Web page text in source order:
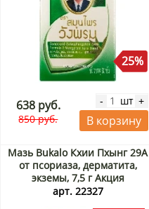
25%
638 руб.
850 руб.
- шт +
В корзину
Мазь Bukalo Кхии Пхынг 29А
от псориаза, дерматита,
экземы, 7,5 г Акция
арт. 22327